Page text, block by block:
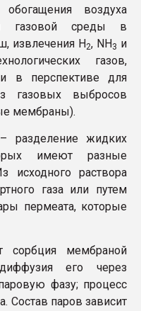
воздуха
газовой среды в
извлечения Н2, NH3 и
газов,
и в перспективе для
газовых выбросов
мембраны).
разделение жидких
имеют разные
исходного раствора
газа или путем
пермеата, которые
сорбция мембраной
его через
фазу; процесс
Состав паров зависит